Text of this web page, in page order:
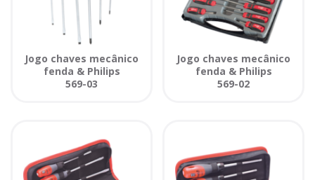
Jogo chaves mecânico
fenda & Philips
569-03
Jogo chaves mecânico
fenda & Philips
569-02